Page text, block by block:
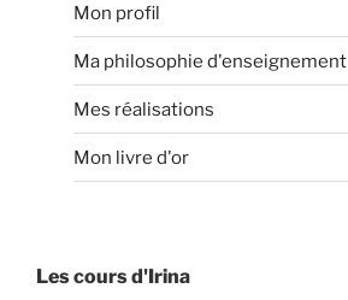
Mon profil
Ma philosophie d'enseignement
Mes réalisations
Mon livre d'or
Les cours d'Irina